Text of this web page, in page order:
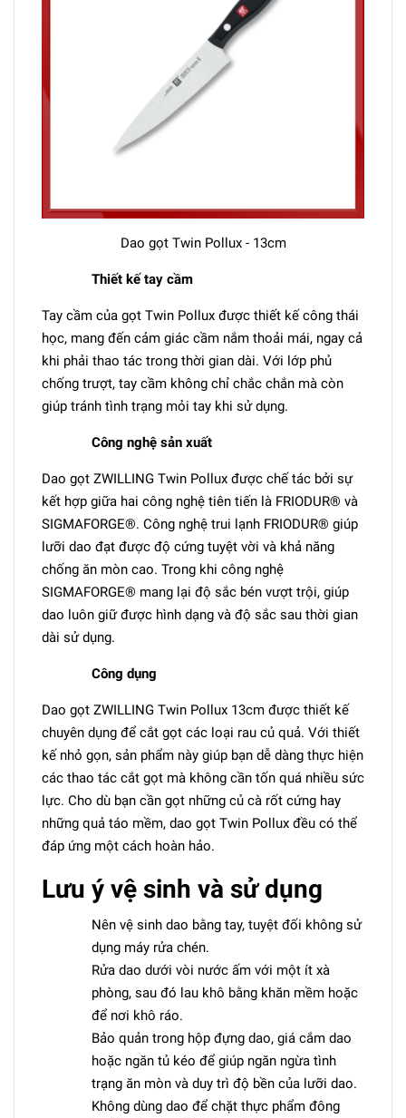
Dao gọt Twin Pollux - 13cm
Thiết kế tay cầm
Tay cầm của gọt Twin Pollux được thiết kế công thái
học, mang đến cảm giác cầm nắm thoải mái, ngay cả
khi phải thao tác trong thời gian dài. Với lớp phủ
chống trượt, tay cầm không chỉ chắc chắn mà còn
giúp tránh tình trạng mỏi tay khi sử dụng.
Công nghệ sản xuất
Dao gọt ZWILLING Twin Pollux được chế tác bởi sự
kết hợp giữa hai công nghệ tiên tiến là FRIODUR® và
SIGMAFORGE®. Công nghệ trui lạnh FRIODUR® giúp
lưỡi dao đạt được độ cứng tuyệt vời và khả năng
chống ăn mòn cao. Trong khi công nghệ
SIGMAFORGE® mang lại độ sắc bén vượt trội, giúp
dao luôn giữ được hình dạng và độ sắc sau thời gian
dài sử dụng.
Công dụng
Dao gọt ZWILLING Twin Pollux 13cm được thiết kế
chuyên dụng để cắt gọt các loại rau củ quả. Với thiết
kế nhỏ gọn, sản phẩm này giúp bạn dễ dàng thực hiện
các thao tác cắt gọt mà không cần tốn quá nhiều sức
lực. Cho dù bạn cần gọt những củ cà rốt cứng hay
những quả táo mềm, dao gọt Twin Pollux đều có thể
đáp ứng một cách hoàn hảo.
Lưu ý vệ sinh và sử dụng
Nên vệ sinh dao bằng tay, tuyệt đối không sử
dụng máy rửa chén.
Rửa dao dưới vòi nước ấm với một ít xà
phòng, sau đó lau khô bằng khăn mềm hoặc
để nơi khô ráo.
Bảo quản trong hộp đựng dao, giá cắm dao
hoặc ngăn tủ kéo để giúp ngăn ngừa tình
trạng ăn mòn và duy trì độ bền của lưỡi dao.
Không dùng dao để chặt thực phẩm đông